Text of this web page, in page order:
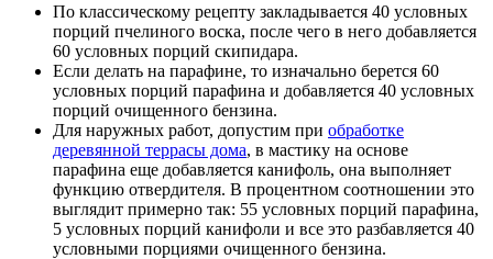
По классическому рецепту закладывается 40 условных
порций пчелиного воска, после чего в него добавляется
60 условных порций скипидара.
Если делать на парафине, то изначально берется 60
условных порций парафина и добавляется 40 условных
порций очищенного бензина.
Для наружных работ, допустим при обработке
деревянной террасы дома, в мастику на основе
парафина еще добавляется канифоль, она выполняет
функцию отвердителя. В процентном соотношении это
выглядит примерно так: 55 условных порций парафина,
5 условных порций канифоли и все это разбавляется 40
условными порциями очищенного бензина.